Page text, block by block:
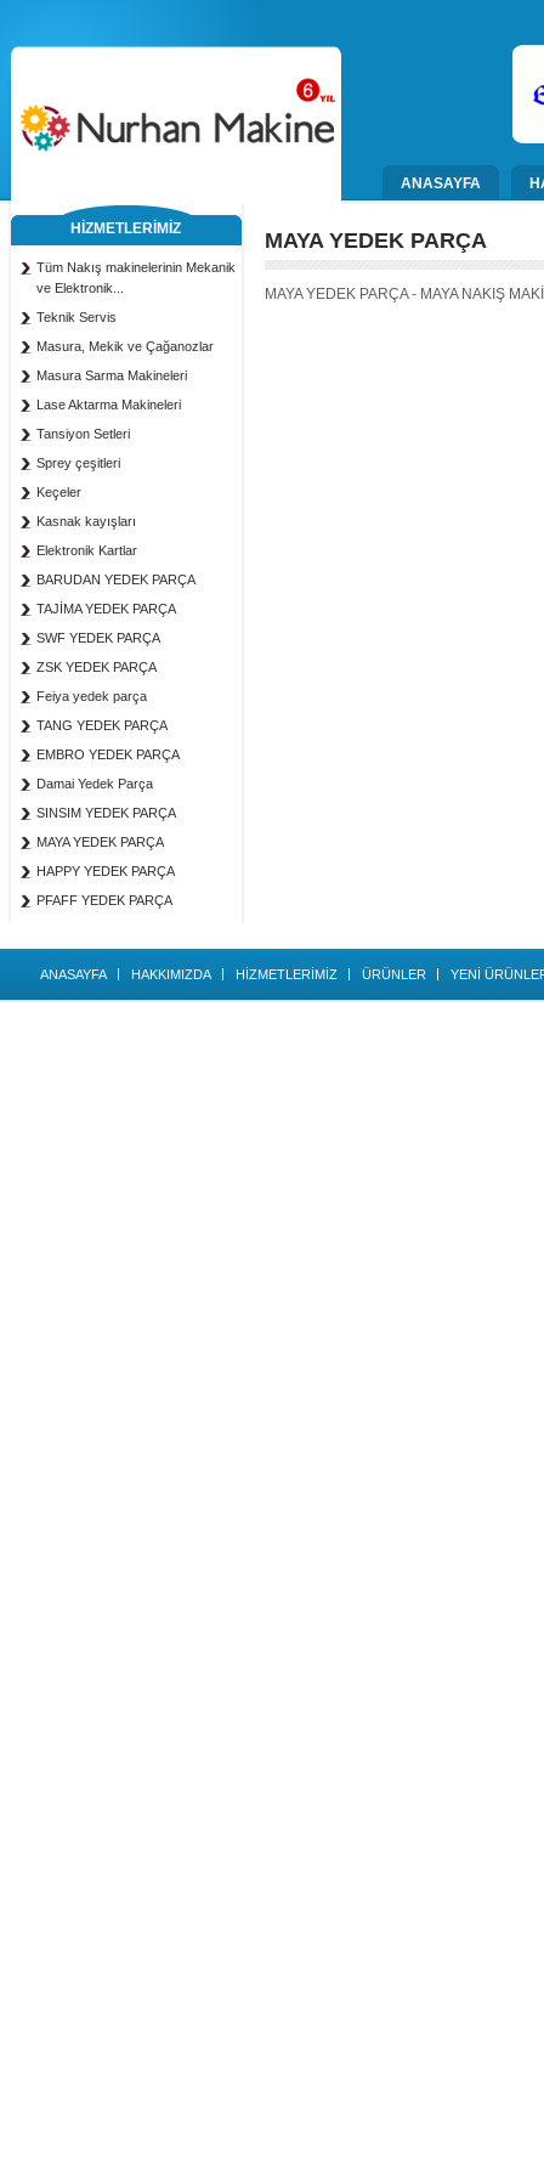
ANASAYFA
HİZMETLERİMİZ
Tüm Nakış makinelerinin Mekanik
ve Elektronik...
Teknik Servis
Masura, Mekik ve Çağanozlar
Masura Sarma Makineleri
Lase Aktarma Makineleri
Tansiyon Setleri
Sprey çeşitleri
Keçeler
Kasnak kayışları
Elektronik Kartlar
BARUDAN YEDEK PARÇA
TAJİMA YEDEK PARÇA
SWF YEDEK PARÇA
ZSK YEDEK PARÇA
Feiya yedek parça
TANG YEDEK PARÇA
EMBRO YEDEK PARÇA
Damai Yedek Parça
SINSIM YEDEK PARÇA
MAYA YEDEK PARÇA
HAPPY YEDEK PARÇA
PFAFF YEDEK PARÇA
MAYA YEDEK PARÇA
MAYA YEDEK PARÇA - MAYA NAKIŞ
ANASAYFA HAKKIMIZDA HİZMETLERİMİZ ÜRÜNLER YENİ